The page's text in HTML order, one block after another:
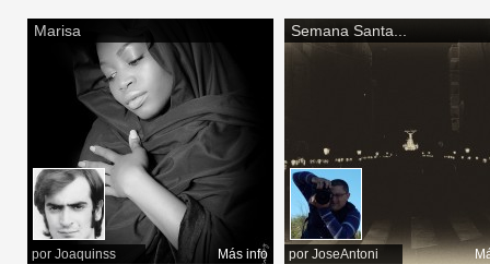
Marisa
por Joaquinss Más info
Semana Santa...
por JoseAntoni
Páginas